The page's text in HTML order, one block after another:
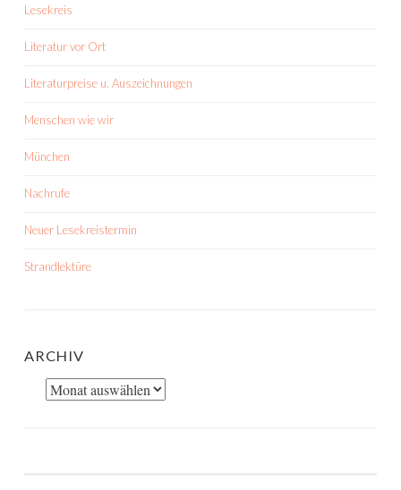
Lesekreis
Literatur vor Ort
Literaturpreise u. Auszeichnungen
Menschen wie wir
München
Nachrufe
Neuer Lesekreistermin
Strandlektüre
ARCHIV
Archiv